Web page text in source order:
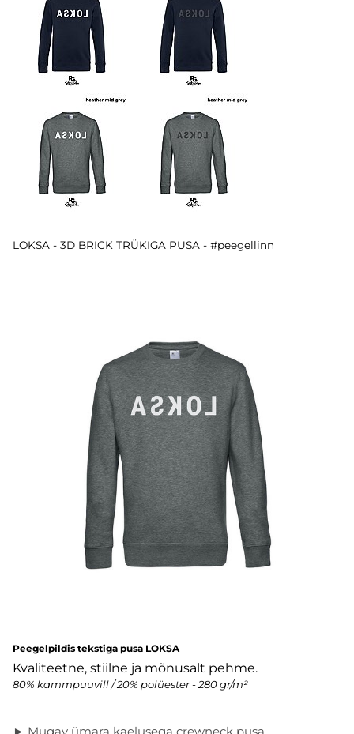
LOKSA - 3D BRICK TRÜKIGA PUSA - #peegellinn
Peegelpildis tekstiga pusa LOKSA
Kvaliteetne, stiilne ja mõnusalt pehme.
80% kammpuuvill / 20% polüester - 280 gr/m²